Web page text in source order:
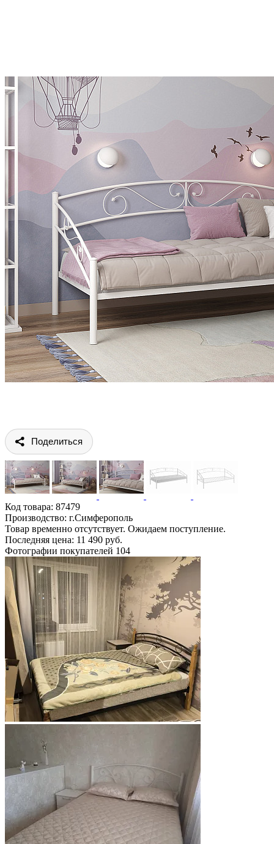
Поделиться
Код товара: 87479
Производство: г.Симферополь
Товар временно отсутствует. Ожидаем поступление.
Последняя цена: 11 490 руб.
Фотографии покупателей 104